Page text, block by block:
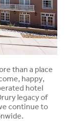
than a place
happy,
hotel
legacy of
continue to